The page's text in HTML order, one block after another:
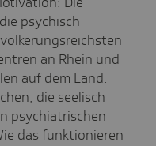
psychisch
an Rhein und
auf dem Land.
die seelisch
psychiatrischen
das funktionieren